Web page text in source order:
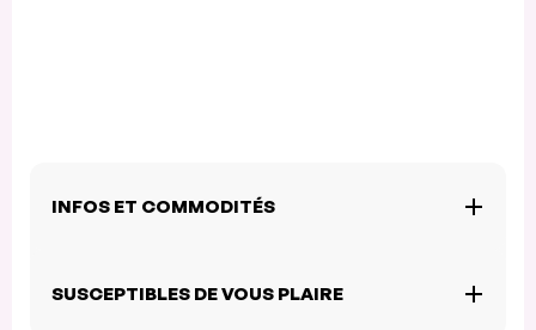
INFOS ET COMMODITÉS
SUSCEPTIBLES DE VOUS PLAIRE